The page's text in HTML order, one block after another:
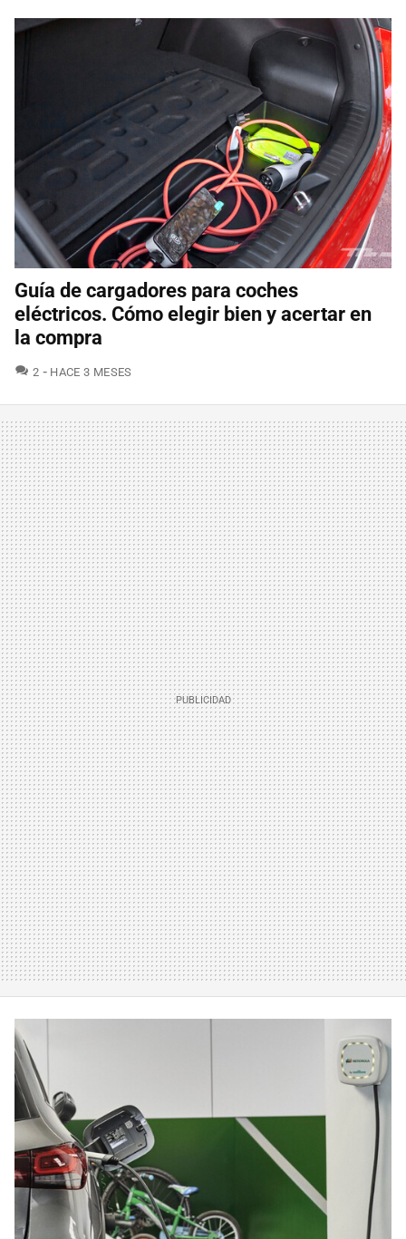
Guía de cargadores para coches
eléctricos. Cómo elegir bien y acertar en
la compra
2 COMENTARIOS
HACE 3 MESES